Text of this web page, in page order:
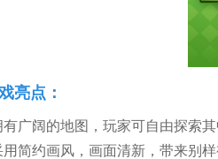
亮点：
有广阔的地图，玩家可自由探索其
用简约画风，画面清新，带来别样